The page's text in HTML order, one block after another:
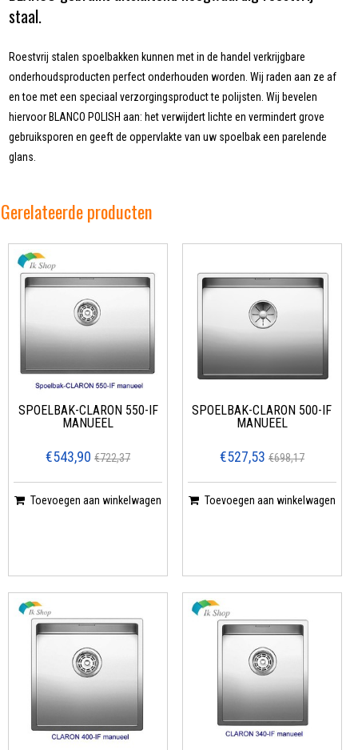
staal.
Roestvrij stalen spoelbakken kunnen met in de handel verkrijgbare
onderhoudsproducten perfect onderhouden worden. Wij raden aan ze af
en toe met een speciaal verzorgingsproduct te polijsten. Wij bevelen
hiervoor BLANCO POLISH aan: het verwijdert lichte en vermindert grove
gebruiksporen en geeft de oppervlakte van uw spoelbak een parelende
glans.
Gerelateerde producten
SPOELBAK-CLARON 550-IF
MANUEEL
€543,90 €722,37
Toevoegen aan winkelwagen
SPOELBAK-CLARON 500-IF
MANUEEL
€527,53 €698,17
Toevoegen aan winkelwagen